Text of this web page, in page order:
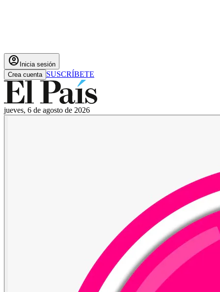
account_circle Inicia sesión
Crea cuenta SUSCRÍBETE
jueves, 6 de agosto de 2026